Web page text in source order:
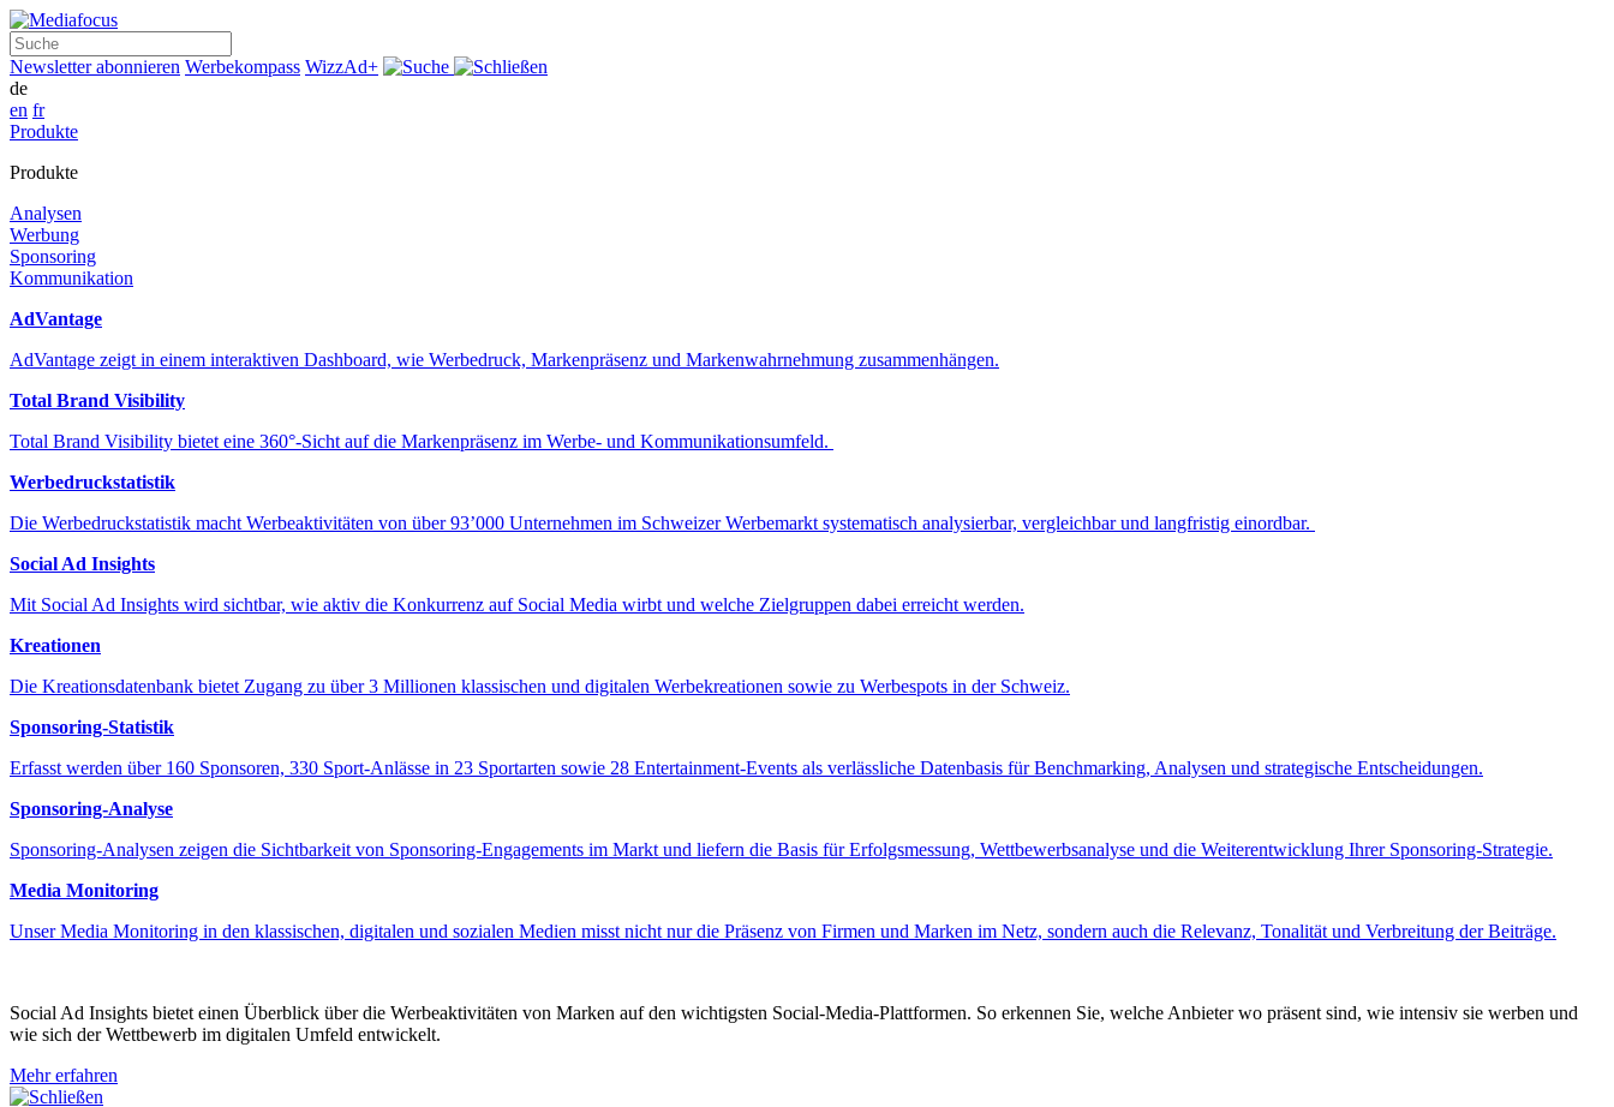
Newsletter abonnieren Werbekompass WizzAd+ Suche
de
en fr
Produkte
Produkte
Analysen
Werbung
Sponsoring
Kommunikation
AdVantage
AdVantage zeigt in einem interaktiven Dashboard, wie Werbedruck, Markenpräsenz und Markenwahrnehmung zusammenhängen.
Total Brand Visibility
Total Brand Visibility bietet eine 360°-Sicht auf die Markenpräsenz im Werbe- und Kommunikationsumfeld.
Werbedruckstatistik
Die Werbedruckstatistik macht Werbeaktivitäten von über 93’000 Unternehmen im Schweizer Werbemarkt systematisch analysierbar, vergleichbar und langfristig einordbar.
Social Ad Insights
Mit Social Ad Insights wird sichtbar, wie aktiv die Konkurrenz auf Social Media wirbt und welche Zielgruppen dabei erreicht werden.
Kreationen
Die Kreationsdatenbank bietet Zugang zu über 3 Millionen klassischen und digitalen Werbekreationen sowie zu Werbespots in der Schweiz.
Sponsoring-Statistik
Erfasst werden über 160 Sponsoren, 330 Sport-Anlässe in 23 Sportarten sowie 28 Entertainment-Events als verlässliche Datenbasis für Benchmarking, Analysen und strategische Entscheidungen.
Sponsoring-Analyse
Sponsoring-Analysen zeigen die Sichtbarkeit von Sponsoring-Engagements im Markt und liefern die Basis für Erfolgsmessung, Wettbewerbsanalyse und die Weiterentwicklung Ihrer Sponsoring-Strategie.
Media Monitoring
Unser Media Monitoring in den klassischen, digitalen und sozialen Medien misst nicht nur die Präsenz von Firmen und Marken im Netz, sondern auch die Relevanz, Tonalität und Verbreitung der Beiträge.
Social Ad Insights bietet einen Überblick über die Werbeaktivitäten von Marken auf den wichtigsten Social-Media-Plattformen. So erkennen Sie, welche Anbieter wo präsent sind, wie intensiv sie werben und
wie sich der Wettbewerb im digitalen Umfeld entwickelt.
Mehr erfahren
Schließen